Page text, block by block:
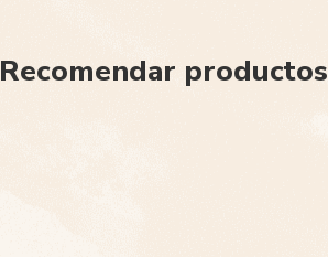
Recomendar productos